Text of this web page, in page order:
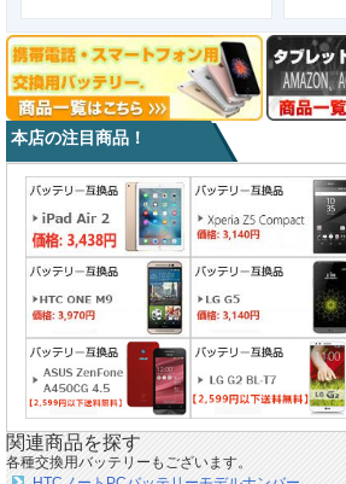
本店の注目商品！
関連商品を探す
各種交換用バッテリーもございます。